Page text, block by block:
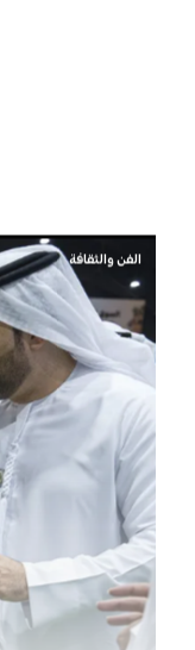
الفن والثقافة